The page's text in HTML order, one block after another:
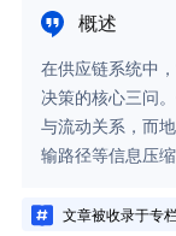
概述
在供应链系统中
决策的核心三问
与流动关系，而
输路径等信息压
文章被收录于专